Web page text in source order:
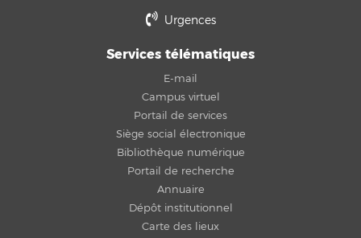
Urgences
Services télématiques
E-mail
Campus virtuel
Portail de services
Siège social électronique
Bibliothèque numérique
Portail de recherche
Annuaire
Dépôt institutionnel
Carte des lieux